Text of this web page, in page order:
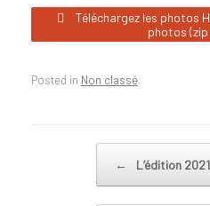
Téléchargez les photos
photos
Posted in Non classé.
← L’édition